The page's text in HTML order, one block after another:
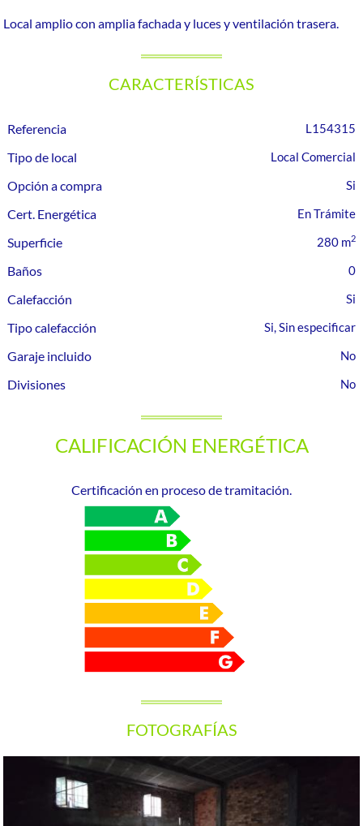
Local amplio con amplia fachada y luces y ventilación trasera.
CARACTERÍSTICAS
Referencia L154315
Tipo de local Local Comercial
Opción a compra
Cert. Energética
En Trámite
Superficie 280 m2
Baños 0
Calefacción
Tipo calefacción
Si, Sin especificar
Garaje incluido
Divisiones
CALIFICACIÓN ENERGÉTICA
Certificación en proceso de tramitación.
FOTOGRAFÍAS